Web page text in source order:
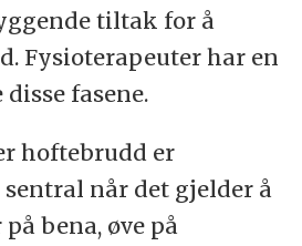
tiltak for å
Fysioterapeuter har en
fasene.
hoftebrudd er
når det gjelder å
bena, øve på